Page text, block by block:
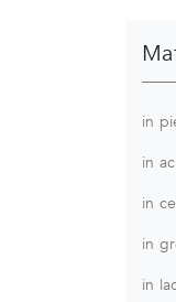
in
in
in
in
in